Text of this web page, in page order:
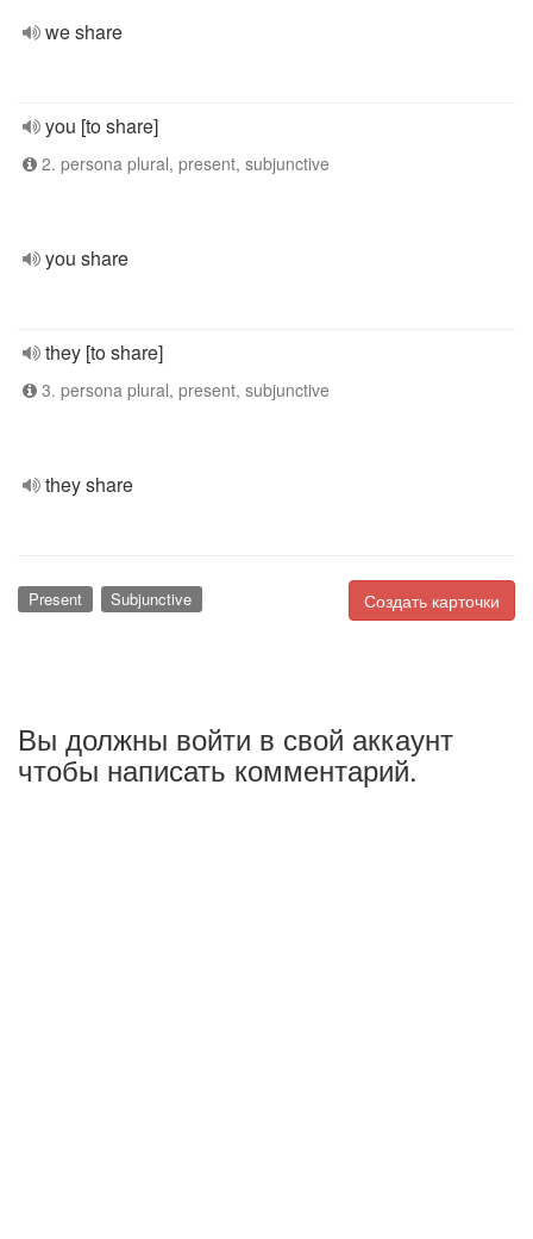
we share
you [to share]
2. persona plural, present, subjunctive
you share
they [to share]
3. persona plural, present, subjunctive
they share
Создать карточки
Present Subjunctive
Вы должны войти в свой аккаунт
чтобы написать комментарий.